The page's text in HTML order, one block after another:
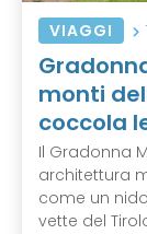
VIAGGI
monti
coccola
Il Gradonna
architettura
come un
vette del